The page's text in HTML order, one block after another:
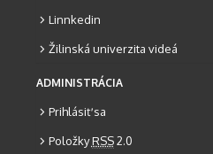
Linnkedin
Žilinská univerzita videá
ADMINISTRÁCIA
Prihlásiť sa
PoložkyRSS2.0